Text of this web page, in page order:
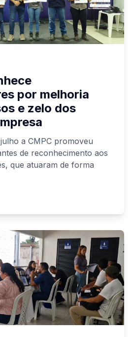
por melhoria
e zelo dos
a CMPC promoveu
de reconhecimento aos
que atuaram de forma